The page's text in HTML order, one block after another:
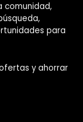
comunidad,
para
y ahorrar